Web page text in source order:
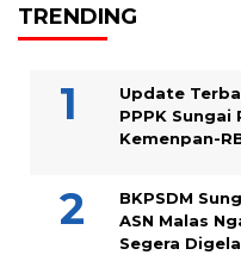
TRENDING
Update
PPPK Sungai
Kemenpan-
BKPSDM
ASN Malas
Segera